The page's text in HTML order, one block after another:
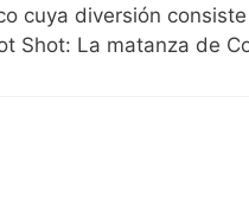
cuya diversión
Shot: La matanza de